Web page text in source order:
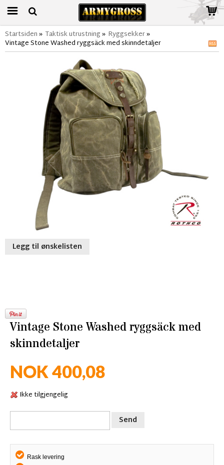
Startsiden» Taktisk utrustning» Ryggsekker»
Vintage Stone Washed ryggsäck med skinndetaljer
Legg til ønskelisten
Vintage Stone Washed ryggsäck med
skinndetaljer
NOK 400,08
Ikke tilgjengelig
Send
Rask levering